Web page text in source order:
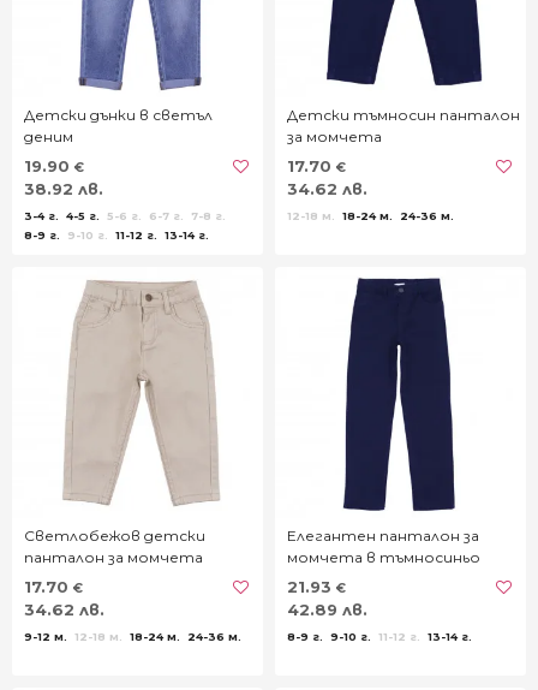
Детски дънки в светъл
деним
19.90 €
38.92 лв.
3-4 г. 4-5 г. 5-6 г. 6-7 г.
7-8 г.
8-9 г.
9-10 г. 11-12 г. 13-14 г.
Детски тъмносин панталон
за момчета
17.70 €
34.62 лв.
12-18 м. 18-24 м. 24-36 м.
Светлобежов детски
панталон за момчета
17.70 €
34.62 лв.
9-12 м. 12-18 м. 18-24 м. 24-36 м.
Елегантен панталон за
момчета в тъмносиньо
21.93 €
42.89 лв.
8-9 г. 9-10 г. 11-12 г. 13-14 г.